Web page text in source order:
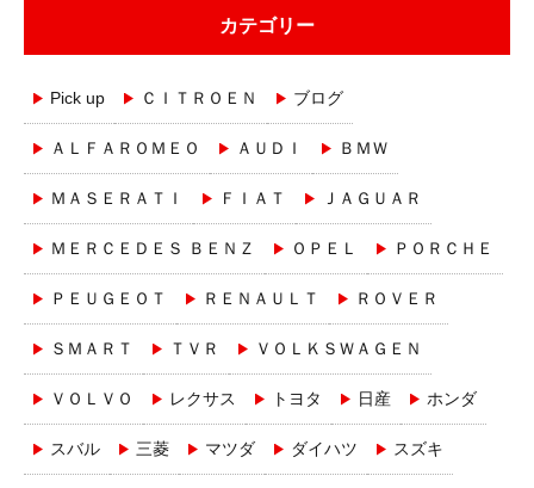
カテゴリー
Pick up ＣＩＴＲＯＥＮ ブログ
ＡＬＦＡＲＯＭＥＯ ＡＵＤＩ ＢＭＷ
ＭＡＳＥＲＡＴＩ ＦＩＡＴ ＪＡＧＵＡＲ
ＭＥＲＣＥＤＥＳ ＢＥＮＺ ＯＰＥＬ ＰＯＲＣＨＥ
ＰＥＵＧＥＯＴ ＲＥＮＡＵＬＴ ＲＯＶＥＲ
ＳＭＡＲＴ ＴＶＲ ＶＯＬＫＳＷＡＧＥＮ
ＶＯＬＶＯ レクサス トヨタ 日産 ホンダ
スバル 三菱 マツダ ダイハツ スズキ